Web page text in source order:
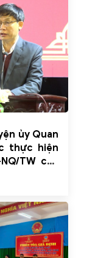
ủy Quan
thực hiện
TW của
ương